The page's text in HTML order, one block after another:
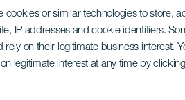
cookies or similar technologies to store,
IP addresses and cookie identifiers.
on their legitimate business interest.
legitimate interest at any time by